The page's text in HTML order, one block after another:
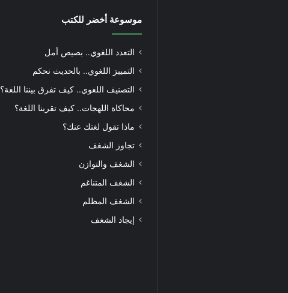
موسوعة أخضر للكتب
التعدد اللغوي.. بصيص أمل
التمييز اللغوي.. بالحديث نحكم
التصنيف اللغوي.. كيف تفرق بيننا اللغة؟
محاكاة اللهجات.. كيف تقربنا اللغة؟
ماذا تقول لغتك عنك؟
تجاوز الشغف
الشغف والتوازن
الشغف المتناغم
الشغف المظلم
إيجاد الشغف